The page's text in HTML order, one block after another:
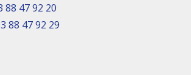
88 47 92 20
88 47 92 29